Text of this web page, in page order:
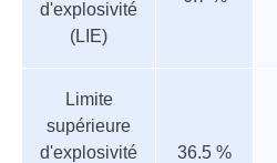
d'explosivité
(LIE)
Limite
supérieure
d'explosivité
36.5 %